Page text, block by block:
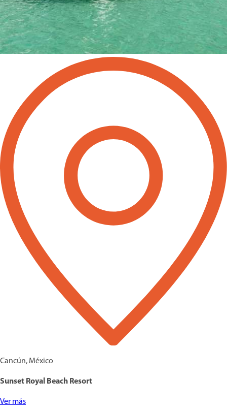
Cancún, México
Sunset Royal Beach Resort
Ver más